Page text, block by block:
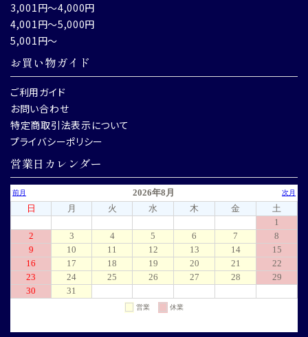
3,001円～4,000円
4,001円～5,000円
5,001円～
お買い物ガイド
ご利用ガイド
お問い合わせ
特定商取引法表示について
プライバシーポリシー
営業日カレンダー